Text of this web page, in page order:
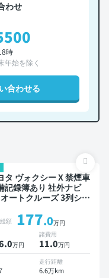
わせ
時
年始を除く
合わせる
タ ヴォクシー X 禁煙車
記録簿あり 社外ナビ
ートクルーズ 3列シー
モニター 社外アルミ
軽減 両側電動スライド
ローダウン 8人乗り
額 177.0万円
万円
諸費用
11.0万円
走行距離
6.6万km